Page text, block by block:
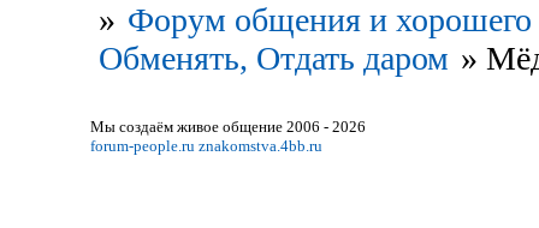
» Форум общения и хорошего
Обменять, Отдать даром »
Мы создаём живое общение 2006 - 2026
forum-people.ru znakomstva.4bb.ru